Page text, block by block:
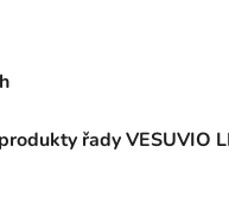
řady VESUVIO